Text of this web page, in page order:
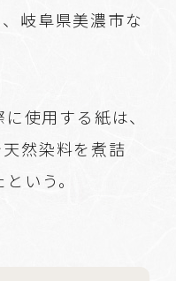
岐阜県美濃市な
使用する紙は、
然染料を煮詰
いう。